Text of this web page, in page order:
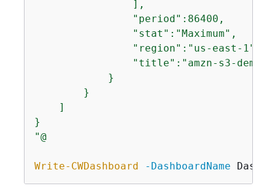
                ],
                "period":86400,
                "stat":"Maximum",
                "region":"us-east-1",
"title":"amzn-s3-demo-
            }
        }
    ]
}
"@
Write-CWDashboard -DashboardName